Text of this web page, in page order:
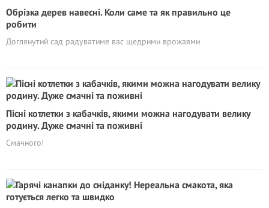
Обрізка дерев навесні. Коли саме та як правильно це
робити
Доглянутий сад радуватиме вас щедрими врожаями
Пісні котлетки з кабачків, якими можна нагодувати велику
родину. Дуже смачні та поживні
Смачного!